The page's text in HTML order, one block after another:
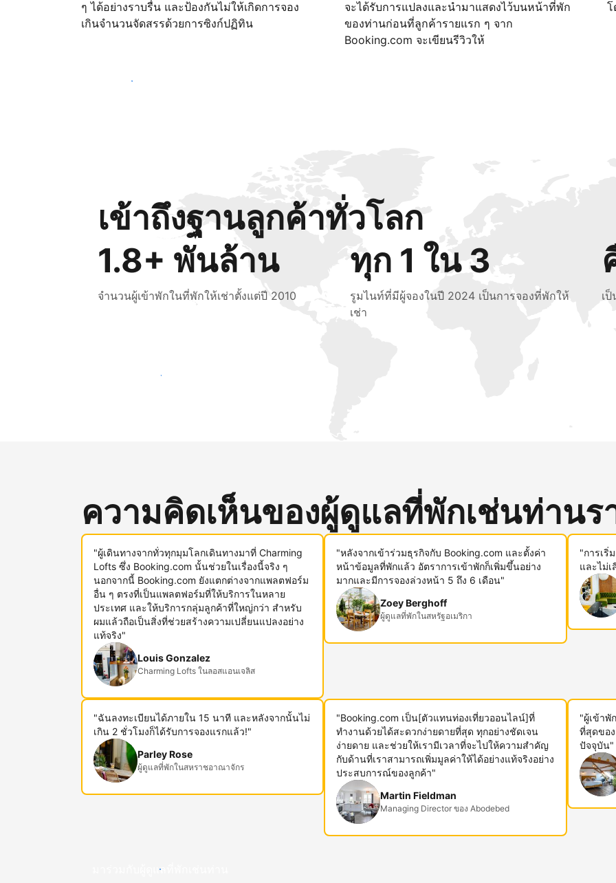
ๆ ได้อย่างราบรื่น และป้องกันไม่ให้เกิดการจอง
เกินจำนวนจัดสรรด้วยการซิงก์ปฏิทิน
จะได้รับการแปลงและนำมาแสดงไว้บนหน้าที่พัก
ของท่านก่อนที่ลูกค้ารายแรก ๆ จาก
Booking.com จะเขียนรีวิวให้
โ
เริ่มต้นตั้งแต่วันนี้
เข้าถึงฐานลูกค้าทั่วโลก
1.8+ พันล้าน
จำนวนผู้เข้าพักในที่พักให้เช่าตั้งแต่ปี 2010
ทุก 1 ใน 3
รูมไนท์ที่มีผู้จองในปี 2024 เป็นการจองที่พักให้
เช่า
เ
เข้าถึงลูกค้าใหม่ ๆ ตั้งแต่วันนี้
ความคิดเห็นของผู้ดูแลที่พักเช่นท่านร
"ผู้เดินทางจากทั่วทุกมุมโลกเดินทางมาที่ Charming
Lofts ซึ่ง Booking.com นั้นช่วยในเรื่องนี้จริง ๆ
นอกจากนี้ Booking.com ยังแตกต่างจากแพลตฟอร์ม
อื่น ๆ ตรงที่เป็นแพลตฟอร์มที่ให้บริการในหลาย
ประเทศ และให้บริการกลุ่มลูกค้าที่ใหญ่กว่า สำหรับ
ผมแล้วถือเป็นสิ่งที่ช่วยสร้างความเปลี่ยนแปลงอย่าง
แท้จริง"
Louis Gonzalez
Charming Lofts ในลอสแอนเจลิส
"หลังจากเข้าร่วมธุรกิจกับ Booking.com และตั้งค่า
หน้าข้อมูลที่พักแล้ว อัตราการเข้าพักก็เพิ่มขึ้นอย่าง
มากและมีการจองล่วงหน้า 5 ถึง 6 เดือน"
Zoey Berghoff
ผู้ดูแลที่พักในสหรัฐอเมริกา
"การเริ่
และไม่เ
"ฉันลงทะเบียนได้ภายใน 15 นาที และหลังจากนั้นไม่
เกิน 2 ชั่วโมงก็ได้รับการจองแรกแล้ว!"
Parley Rose
ผู้ดูแลที่พักในสหราชอาณาจักร
"Booking.com เป็น[ตัวแทนท่องเที่ยวออนไลน์]ที่
ทำงานด้วยได้สะดวกง่ายดายที่สุด ทุกอย่างชัดเจน
ง่ายดาย และช่วยให้เรามีเวลาที่จะไปให้ความสำคัญ
กับด้านที่เราสามารถเพิ่มมูลค่าให้ได้อย่างแท้จริงอย่าง
ประสบการณ์ของลูกค้า"
Martin Fieldman
Managing Director ของ Abodebed
"ผู้เข้าพั
ที่สุดของ
ปัจจุบัน"
มาร่วมกับผู้ดูแลที่พักเช่นท่าน